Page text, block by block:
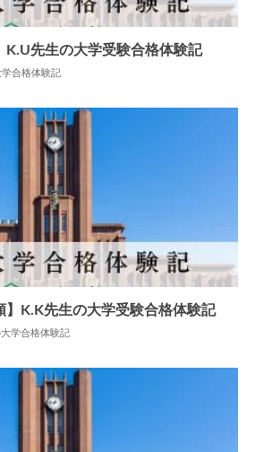
K.U先生の大学受験合格体験記
合格体験記
】K.K先生の大学受験合格体験記
学合格体験記